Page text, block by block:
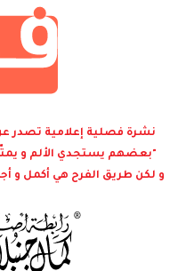
نشرة فصلية إعلامية تصدر
"بعضهم يستجدي الألم و
و لكن طريق الفرح هي أكمل و